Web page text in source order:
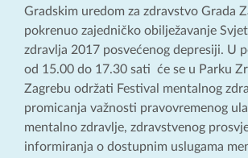
Gradskim uredom za zdravstvo Grada
pokrenuo zajedničko obilježavanje
zdravlja 2017 posvećenog depresiji. U
od 15.00 do 17.30 sati će se u Parku
Zagrebu održati Festival mentalnog
promicanja važnosti pravovremenog
mentalno zdravlje, zdravstvenog
informiranja o dostupnim uslugama